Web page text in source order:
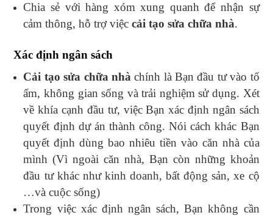
Chia sẻ với hàng xóm xung quanh để nhận sự
cảm thông, hỗ trợ việccải tạo sửa chữa nhà.
Xác định ngân sách
Cải tạo sửa chữa nhàchính là Bạn đầu tư vào tổ
ấm, không gian sống và trải nghiệm sử dụng. Xét
về khía cạnh đầu tư, việc Bạn xác định ngân sách
quyết định dự án thành công. Nói cách khác Bạn
quyết định dùng bao nhiêu tiền vào căn nhà của
mình (Vì ngoài căn nhà, Bạn còn những khoản
đầu tư khác như kinh doanh, bất động sản, xe cộ
…và cuộc sống)
Trong việc xác định ngân sách, Bạn không cần